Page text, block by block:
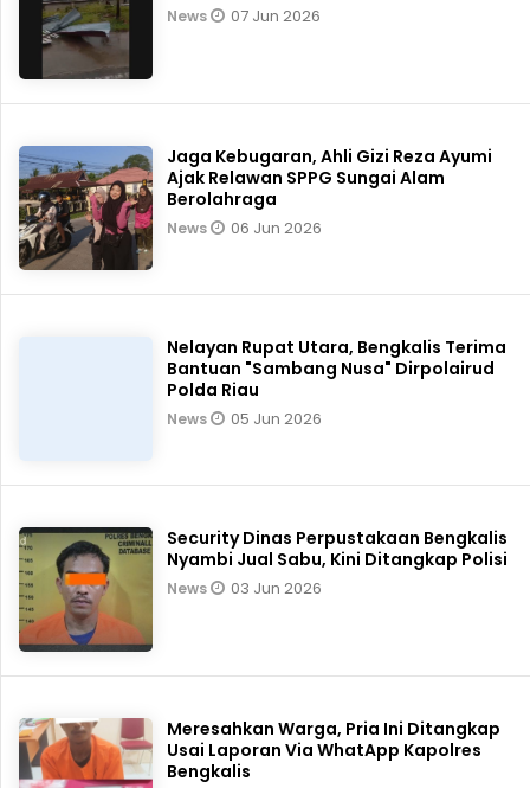
News 07 Jun 2026
Jaga Kebugaran, Ahli Gizi Reza Ayumi
Ajak Relawan SPPG Sungai Alam
Berolahraga
News 06 Jun 2026
Nelayan Rupat Utara, Bengkalis Terima
Bantuan "Sambang Nusa" Dirpolairud
Polda Riau
News 05 Jun 2026
Security Dinas Perpustakaan Bengkalis
Nyambi Jual Sabu, Kini Ditangkap Polisi
News 03 Jun 2026
Meresahkan Warga, Pria Ini Ditangkap
Usai Laporan Via WhatApp Kapolres
Bengkalis